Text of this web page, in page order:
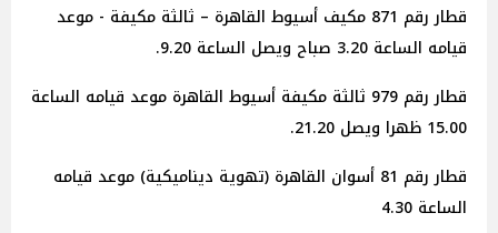
قطار رقم 871 مكيف أسيوط القاهرة – ثالثة مكيفة - موعد
قيامه الساعة 3.20 صباح ويصل الساعة 9.20.
قطار رقم 979 ثالثة مكيفة أسيوط القاهرة موعد قيامه الساعة
15.00 ظهرا ويصل 21.20.
قطار رقم 81 أسوان القاهرة (تهوية ديناميكية) موعد قيامه
الساعة 4.30